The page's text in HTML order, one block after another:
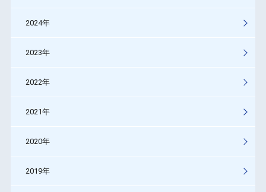
2024年
2023年
2022年
2021年
2020年
2019年